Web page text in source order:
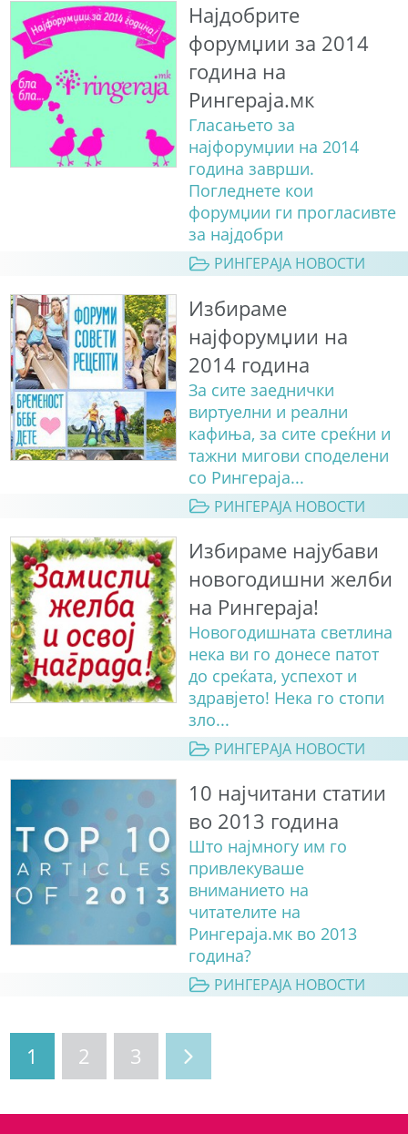
Најдобрите
форумџии за 2014
година на
Рингераја.мк
Гласањето за
најфорумџии на 2014
година заврши.
Погледнете кои
форумџии ги прогласивте
за најдобри
РИНГЕРАЈА НОВОСТИ
Избираме
најфорумџии на
2014 година
За сите заеднички
виртуелни и реални
кафиња, за сите среќни и
тажни мигови споделени
со Рингераја...
РИНГЕРАЈА НОВОСТИ
Избираме најубави
новогодишни желби
на Рингераја!
Новогодишната светлина
нека ви го донесе патот
до среќата, успехот и
здравјето! Нека го стопи
зло...
РИНГЕРАЈА НОВОСТИ
10 најчитани статии
во 2013 година
Што најмногу им го
привлекуваше
вниманието на
читателите на
Рингераја.мк во 2013
година?
РИНГЕРАЈА НОВОСТИ
1 2 3